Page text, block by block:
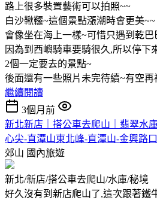
路上很多裝置藝術可以拍照~~
白沙鞦韆~這個景點漲潮時會更美~~
會像坐在海上一樣~可惜只遇到乾巴
因為到西嶼騎車要騎很久,所以停下
2個一定要去的景點~
後面還有一些照片未完待續~有空再
繼續閱讀
3個月前
新北新店｜搭公車去爬山｜翡翠水
心尖-直潭山東北峰-直潭山-金興路
郊山 國內旅遊
新北/新店/搭公車去爬山/水庫/秘境
好久沒有到新店爬山了,這次跟著鐵